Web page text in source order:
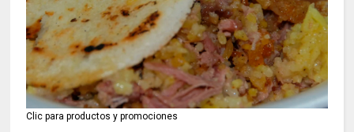
Clic para productos y promociones